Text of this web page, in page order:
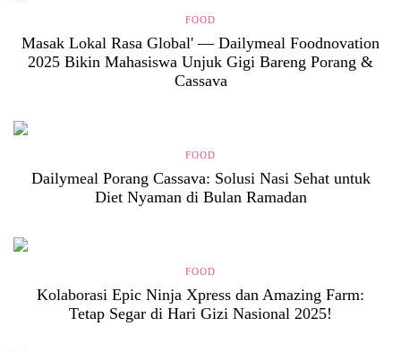
FOOD
Masak Lokal Rasa Global' — Dailymeal Foodnovation
2025 Bikin Mahasiswa Unjuk Gigi Bareng Porang &
Cassava
FOOD
Dailymeal Porang Cassava: Solusi Nasi Sehat untuk
Diet Nyaman di Bulan Ramadan
FOOD
Kolaborasi Epic Ninja Xpress dan Amazing Farm:
Tetap Segar di Hari Gizi Nasional 2025!